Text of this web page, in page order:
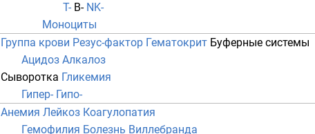
T- B- NK-
Моноциты
Группа крови Резус-фактор Гематокрит Буферные системы
Ацидоз Алкалоз
Сыворотка Гликемия
Гипер- Гипо-
Анемия Лейкоз Коагулопатия
Гемофилия Болезнь Виллебранда